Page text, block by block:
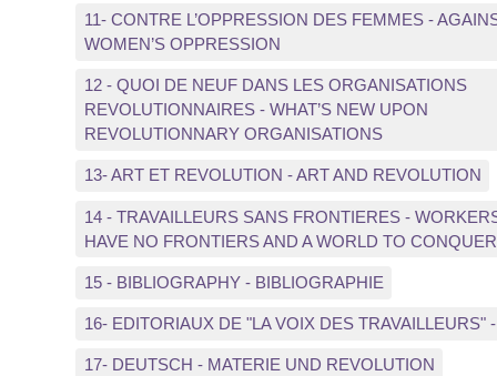
11- CONTRE L’OPPRESSION DES FEMMES -
WOMEN’S OPPRESSION
12 - QUOI DE NEUF DANS LES ORGANISATIONS
REVOLUTIONNAIRES - WHAT’S NEW UPON
REVOLUTIONNARY ORGANISATIONS
13- ART ET REVOLUTION - ART AND REVOLUTION
14 - TRAVAILLEURS SANS FRONTIERES -
HAVE NO FRONTIERS AND A WORLD TO CONQUER
15 - BIBLIOGRAPHY - BIBLIOGRAPHIE
16- EDITORIAUX DE "LA VOIX DES TRAVAILLEURS" -
17- DEUTSCH - MATERIE UND REVOLUTION